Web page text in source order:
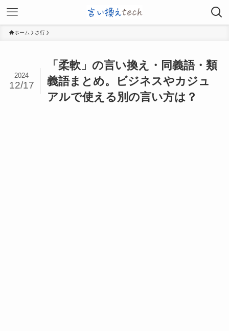
ホーム さ行
「柔軟」の言い換え・同義語・類
義語まとめ。ビジネスやカジュ
アルで使える別の言い方は？
2024
12/17